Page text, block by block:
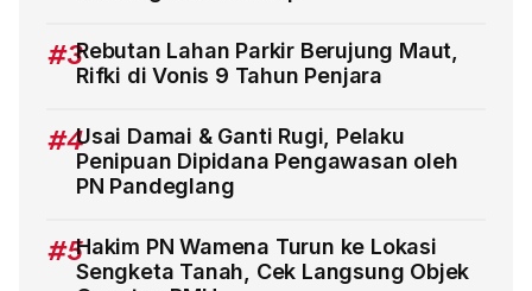
#3Rebutan Lahan Parkir Berujung Maut,
Rifki di Vonis 9 Tahun Penjara
#4Usai Damai & Ganti Rugi, Pelaku
Penipuan Dipidana Pengawasan oleh
PN Pandeglang
#5Hakim PN Wamena Turun ke Lokasi
Sengketa Tanah, Cek Langsung Objek